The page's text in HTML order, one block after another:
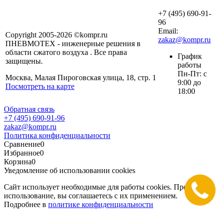
Copyright 2005-2026 ©kompr.ru
ПНЕВМОТЕХ - инженерные решения в
области сжатого воздуха . Все права
защищены.
Москва, Малая Пироговская улица, 18, стр. 1
Посмотреть на карте
+7 (495) 690-91-
96
Email:
zakaz@kompr.ru
График
работы
Пн-Пт: с
9:00 до
18:00
Обратная связь
+7 (495) 690-91-96
zakaz@kompr.ru
Политика конфиденциальности
Сравнение0
Избранное0
Корзина0
Уведомление об использовании cookies
Сайт использует необходимые для работы cookies. Продолжая
использование, вы соглашаетесь с их применением.
Подробнее в политике конфиденциальности